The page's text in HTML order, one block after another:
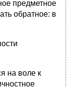
предметное
обратное: в
на воле к